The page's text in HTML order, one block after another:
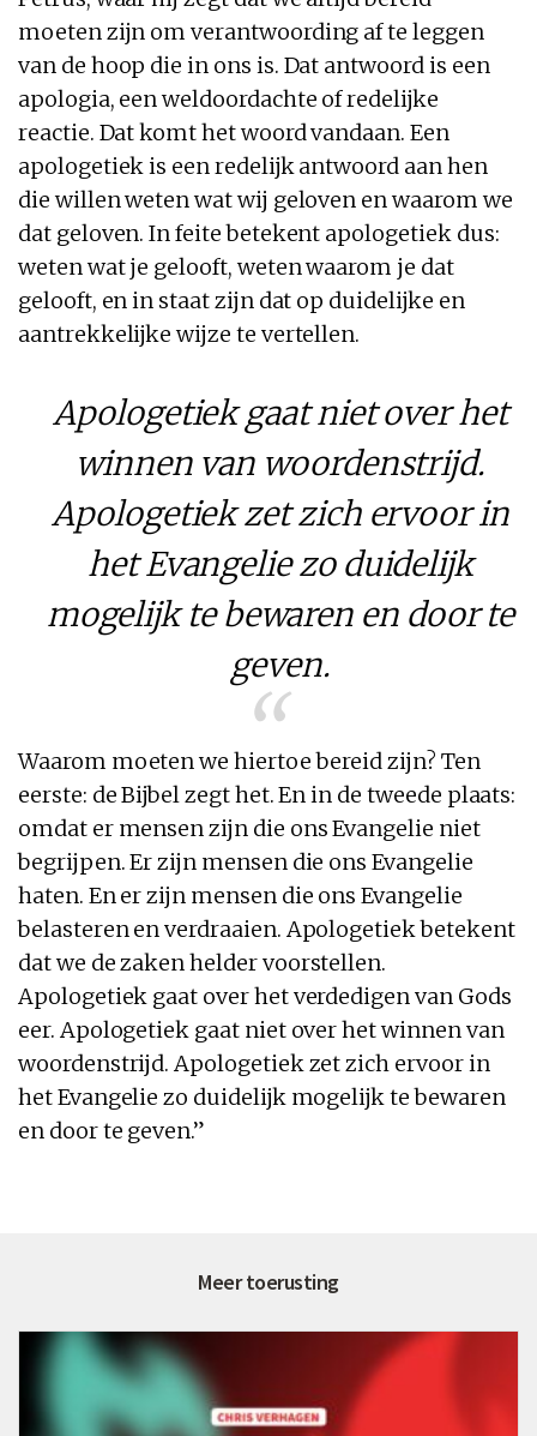
moeten zijn om verantwoording af te leggen
van de hoop die in ons is. Dat antwoord is een
apologia, een weldoordachte of redelijke
reactie. Dat komt het woord vandaan. Een
apologetiek is een redelijk antwoord aan hen
die willen weten wat wij geloven en waarom we
dat geloven. In feite betekent apologetiek dus:
weten wat je gelooft, weten waarom je dat
gelooft, en in staat zijn dat op duidelijke en
aantrekkelijke wijze te vertellen.
Apologetiek gaat niet over het
winnen van woordenstrijd.
Apologetiek zet zich ervoor in
het Evangelie zo duidelijk
mogelijk te bewaren en door te
geven.
Waarom moeten we hiertoe bereid zijn? Ten
eerste: de Bijbel zegt het. En in de tweede plaats:
omdat er mensen zijn die ons Evangelie niet
begrijpen. Er zijn mensen die ons Evangelie
haten. En er zijn mensen die ons Evangelie
belasteren en verdraaien. Apologetiek betekent
dat we de zaken helder voorstellen.
Apologetiek gaat over het verdedigen van Gods
eer. Apologetiek gaat niet over het winnen van
woordenstrijd. Apologetiek zet zich ervoor in
het Evangelie zo duidelijk mogelijk te bewaren
en door te geven.”
Meer toerusting